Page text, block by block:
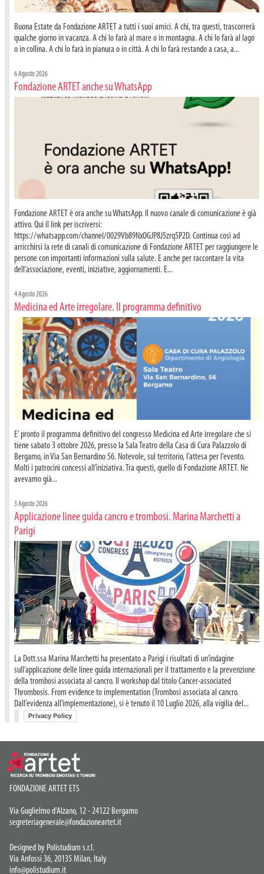
Buona Estate da Fondazione ARTET a tutti i suoi amici. A chi, tra questi, trascorrerà
qualche giorno in vacanza. A chi lo farà al mare o in montagna. A chi lo farà al lago
o in collina. A chi lo farà in pianura o in città. A chi lo farà restando a casa, a...
6 Agosto 2026
Fondazione ARTET anche su WhatsApp
Fondazione ARTET è ora anche su WhatsApp. Il nuovo canale di comunicazione è già
attivo. Qui il link per iscriversi:
https://whatsapp.com/channel/0029Vb89NxOGJP8J5zrq5P2D. Continua così ad
arricchirsi la rete di canali di comunicazione di Fondazione ARTET per raggiungere le
persone con importanti informazioni sulla salute. E anche per raccontare la vita
dell’associazione, eventi, iniziative, aggiornamenti. E...
4 Agosto 2026
Medicina ed Arte irregolare. Il programma definitivo
E’ pronto il programma definitivo del congresso Medicina ed Arte irregolare che si
tiene sabato 3 ottobre 2026, presso la Sala Teatro della Casa di Cura Palazzolo di
Bergamo, in Via San Bernardino 56. Notevole, sul territorio, l’attesa per l’evento.
Molti i patrocini concessi all’iniziativa. Tra questi, quello di Fondazione ARTET. Ne
avevamo già...
3 Agosto 2026
Applicazione linee guida cancro e trombosi. Marina Marchetti a
Parigi
La Dott.ssa Marina Marchetti ha presentato a Parigi i risultati di un’indagine
sull’applicazione delle linee guida internazionali per il trattamento e la prevenzione
della trombosi associata al cancro. Il workshop dal titolo Cancer-associated
Thrombosis. From evidence to implementation (Trombosi associata al cancro.
Dall’evidenza all’implementazione), si è tenuto il 10 Luglio 2026, alla vigilia del...
Privacy Policy
FONDAZIONE ARTET ETS
Via Guglielmo d'Alzano, 12 - 24122 Bergamo
segreteriagenerale@fondazioneartet.it
Designed by Polistudium s.r.l.
Via Anfossi 36, 20135 Milan, Italy
info@polistudium.it